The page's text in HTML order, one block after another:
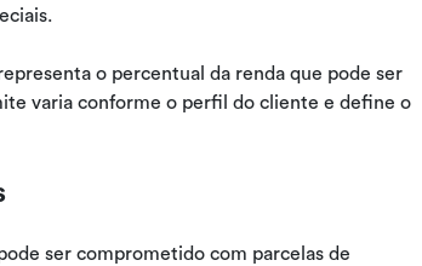
o percentual da renda que pode ser
varia conforme o perfil do cliente e define o
ser comprometido com parcelas de